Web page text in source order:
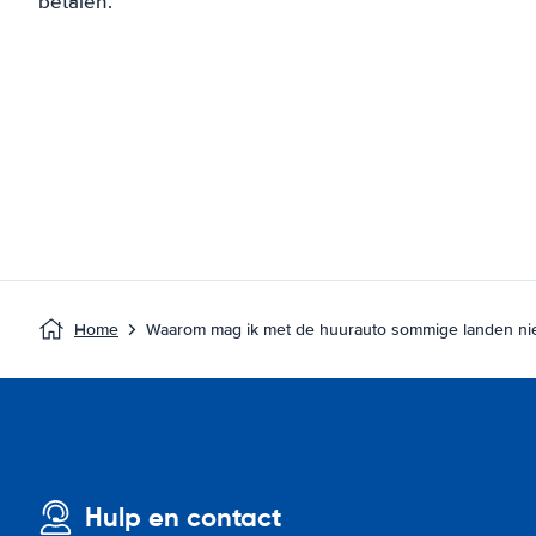
Home Waarom mag ik met de huurauto sommige landen
Hulp en contact